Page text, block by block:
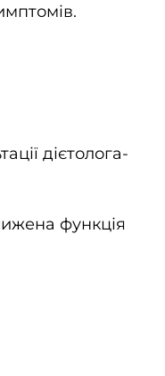
дієтолога-
функція